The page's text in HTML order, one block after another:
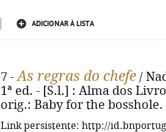
ADICIONAR À LISTA
7 -As regras do chefe /
1ª ed. - [S.l.] : Alma dos
orig.: Baby for the bosshole.
Link persistente: http://